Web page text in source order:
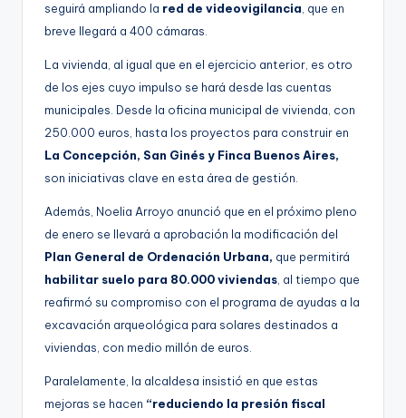
seguirá ampliando la red de videovigilancia, que en
breve llegará a 400 cámaras.
La vivienda, al igual que en el ejercicio anterior, es otro
de los ejes cuyo impulso se hará desde las cuentas
municipales. Desde la oficina municipal de vivienda, con
250.000 euros, hasta los proyectos para construir en
La Concepción, San Ginés y Finca Buenos Aires,
son iniciativas clave en esta área de gestión.
Además, Noelia Arroyo anunció que en el próximo pleno
de enero se llevará a aprobación la modificación del
Plan General de Ordenación Urbana, que permitirá
habilitar suelo para 80.000 viviendas, al tiempo que
reafirmó su compromiso con el programa de ayudas a la
excavación arqueológica para solares destinados a
viviendas, con medio millón de euros.
Paralelamente, la alcaldesa insistió en que estas
mejoras se hacen “reduciendo la presión fiscal